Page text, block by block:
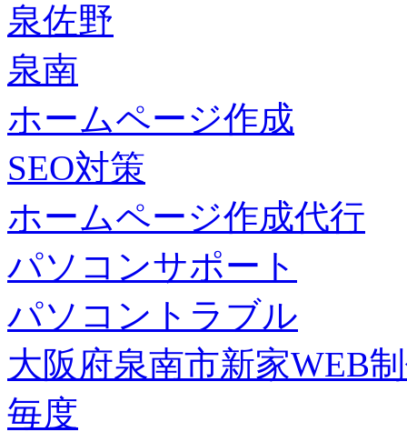
泉佐野
泉南
ホームページ作成
SEO対策
ホームページ作成代行
パソコンサポート
パソコントラブル
大阪府泉南市新家WEB
毎度